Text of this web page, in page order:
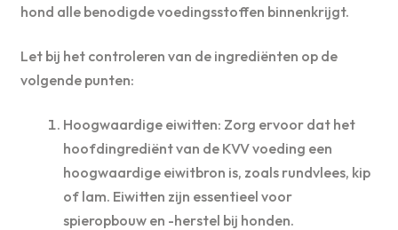
hond alle benodigde voedingsstoffen binnenkrijgt.
Let bij het controleren van de ingrediënten op de
volgende punten:
Hoogwaardige eiwitten: Zorg ervoor dat het
hoofdingrediënt van de KVV voeding een
hoogwaardige eiwitbron is, zoals rundvlees, kip
of lam. Eiwitten zijn essentieel voor
spieropbouw en -herstel bij honden.